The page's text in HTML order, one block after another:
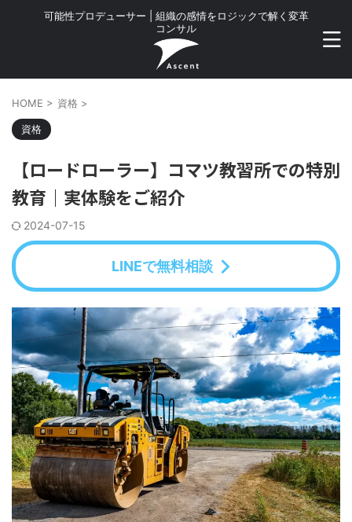
可能性プロデューサー | 組織の感情をロジックで解く変革
コンサル
HOME > 資格 >
資格
【ロードローラー】コマツ教習所での特別
教育｜実体験をご紹介
2024-07-15
LINEで無料相談